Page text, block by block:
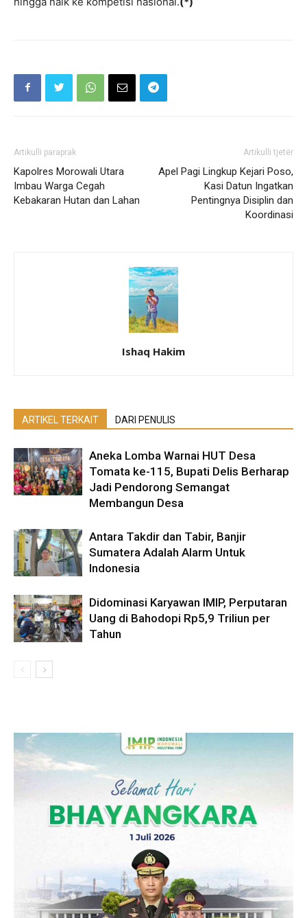
Artikulli paraprak
Kapolres Morowali Utara
Imbau Warga Cegah
Kebakaran Hutan dan Lahan
Artikulli tjetër
Apel Pagi Lingkup Kejari Poso,
Kasi Datun Ingatkan
Pentingnya Disiplin dan
Koordinasi
Ishaq Hakim
ARTIKEL TERKAIT DARI PENULIS
Aneka Lomba Warnai HUT Desa
Tomata ke-115, Bupati Delis Berharap
Jadi Pendorong Semangat
Membangun Desa
Antara Takdir dan Tabir, Banjir
Sumatera Adalah Alarm Untuk
Indonesia
Didominasi Karyawan IMIP, Perputaran
Uang di Bahodopi Rp5,9 Triliun per
Tahun